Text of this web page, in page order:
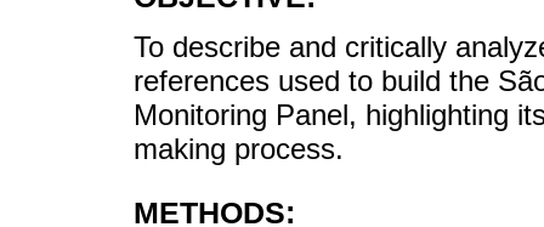
To describe and critically
references used to build the
Monitoring Panel, highlighting
making process.
METHODS: